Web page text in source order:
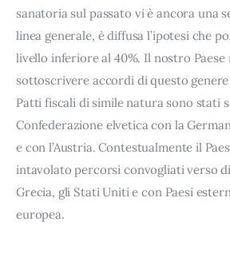
sanatoria sul passato vi è ancora una
linea generale, è diffusa l’ipotesi che
livello inferiore al 40%. Il nostro Paese
sottoscrivere accordi di questo
Patti fiscali di simile natura sono stati
Confederazione elvetica con la
e con l’Austria. Contestualmente il
intavolato percorsi convogliati verso
Grecia, gli Stati Uniti e con Paesi
europea.